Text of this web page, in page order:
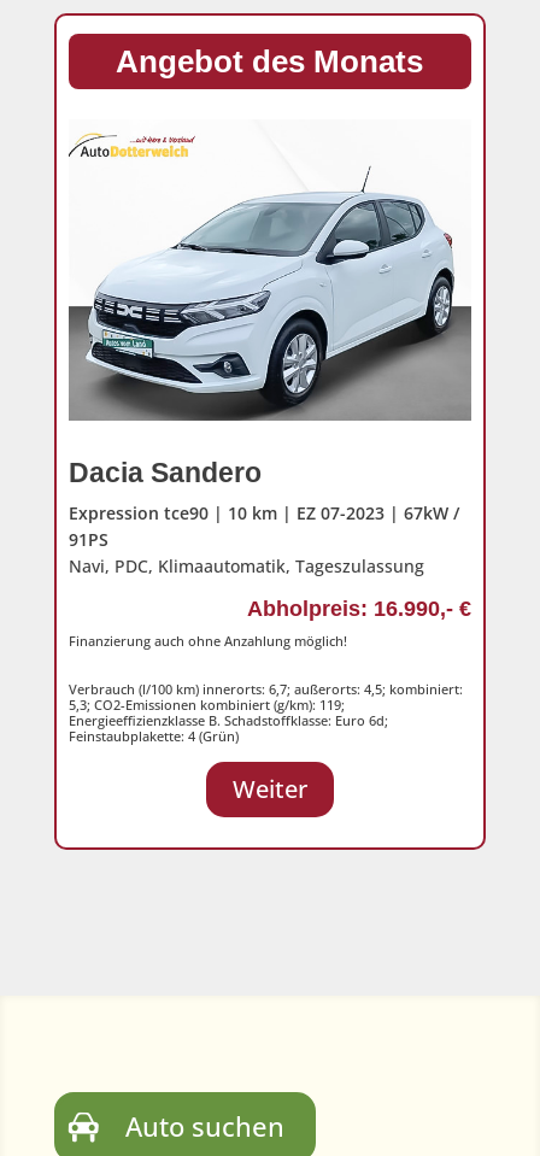
Angebot des Monats
Dacia Sandero
Expression tce90 | 10 km | EZ 07-2023 | 67kW /
91PS
Navi, PDC, Klimaautomatik, Tageszulassung
Abholpreis: 16.990,- €
Finanzierung auch ohne Anzahlung möglich!
Verbrauch (l/100 km) innerorts: 6,7; außerorts: 4,5; kombiniert:
5,3; CO2-Emissionen kombiniert (g/km): 119;
Energieeffizienzklasse B. Schadstoffklasse: Euro 6d;
Feinstaubplakette: 4 (Grün)
Weiter
Auto suchen